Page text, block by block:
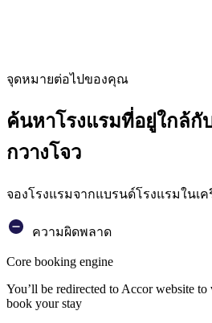
จุดหมายต่อไปของคุณ
ค้นหาโรงแรมที่อยู่ใกล้กั
กวางโจว
จองโรงแรมจากแบรนด์โรงแรมในเค
ความผิดพลาด
Core booking engine
You’ll be redirected to Accor website
book your stay